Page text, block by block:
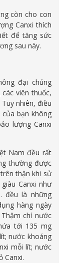
còn cho con
Canxi thích
để tăng sức
sau này.
đại chúng
viên thuốc,
nhiên, điều
bạn không
lượng Canxi
Nam đều rất
thường được
thận khi sử
Canxi như
đều là những
hàng ngày
chí nước
tới 135 mg
nước khoáng
mỗi lít; nước
Canxi.